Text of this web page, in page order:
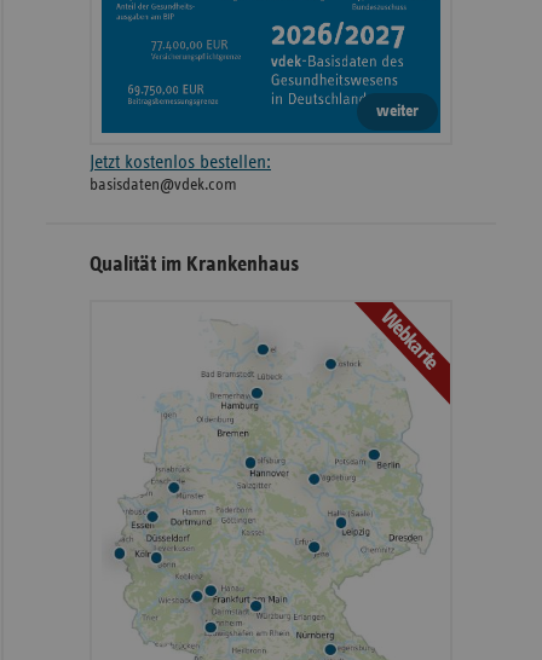
weiter
Jetzt kostenlos bestellen:
basisdaten@vdek.com
Qualität im Krankenhaus
Webkarte